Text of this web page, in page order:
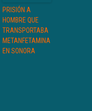
PRISIÓN A
HOMBRE QUE
TRANSPORTABA
METANFETAMINA
EN SONORA